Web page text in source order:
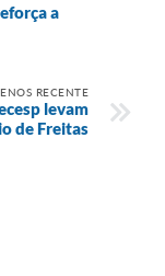
a
RECENTE
levam
de Freitas